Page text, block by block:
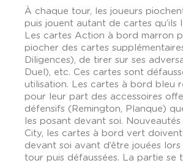
À chaque tour, les joueurs
puis jouent autant de cartes qu’ils
Les cartes Action à bord marron
piocher des cartes
Diligences), de tirer sur ses
Duel), etc. Ces cartes sont
utilisation. Les cartes à bord bleu
pour leur part des accessoires
défensifs (Remington, Planque)
les posant devant soi.
City, les cartes à bord vert
devant soi avant d’être jouées lors
tour puis défaussées. La partie se